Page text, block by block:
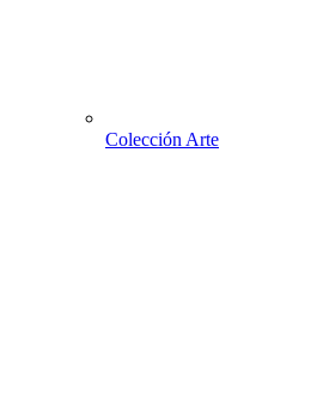
Colección Arte